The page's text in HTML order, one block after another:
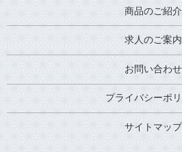
商品のご紹介
求人のご案内
お問い合わせ
プライバシーポ
サイトマップ